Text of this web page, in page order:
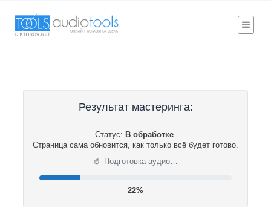
Результат мастеринга:
Статус: В обработке.
Страница сама обновится, как только всё будет готово.
⟳ Подготовка аудио…
22%